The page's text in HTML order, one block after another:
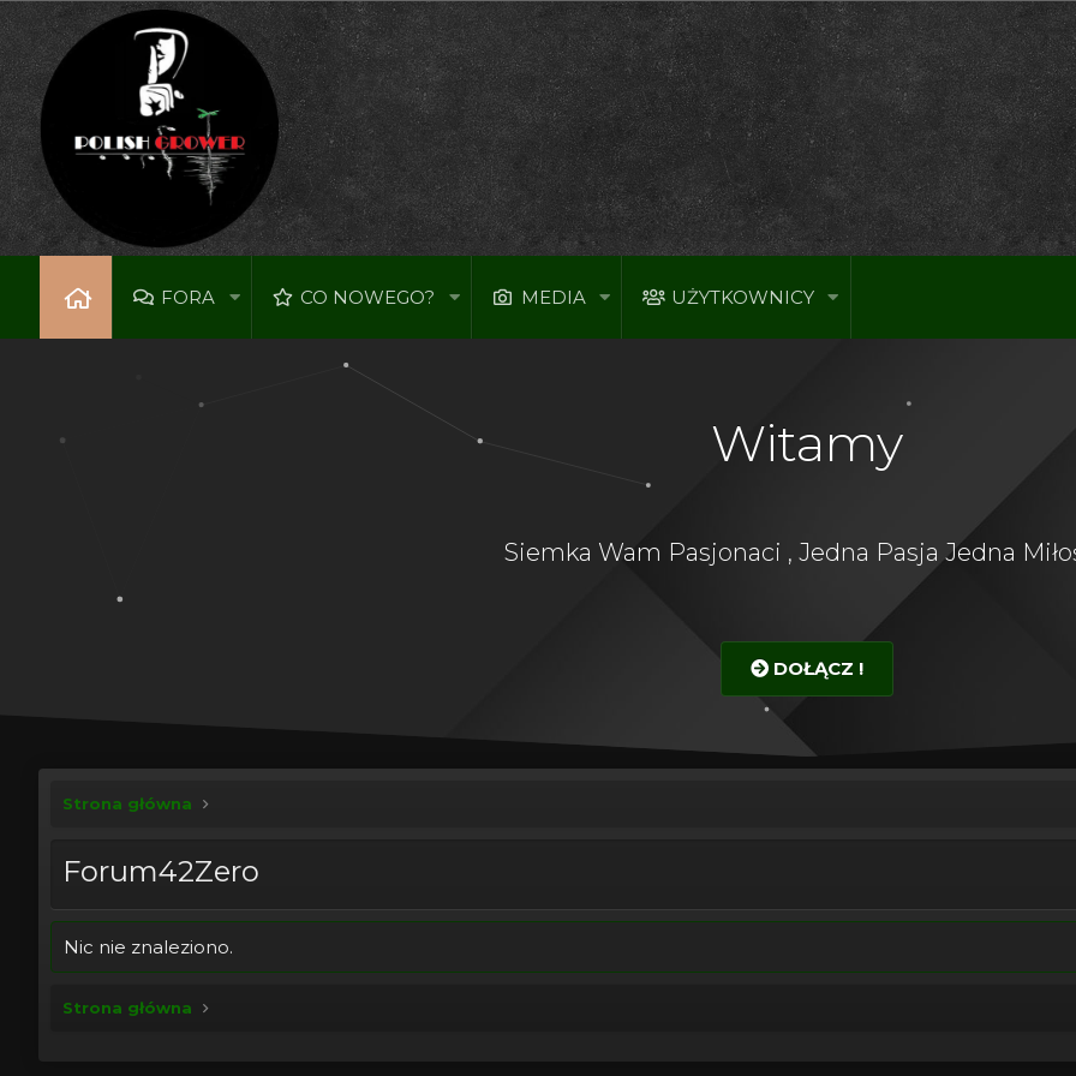
FORA CO NOWEGO? MEDIA UŻYTKOWNICY
Witamy
Siemka Wam Pasjonaci , Jedna Pasja Jedna
DOŁĄCZ !
Strona główna
Forum42Zero
Nic nie znaleziono.
Strona główna